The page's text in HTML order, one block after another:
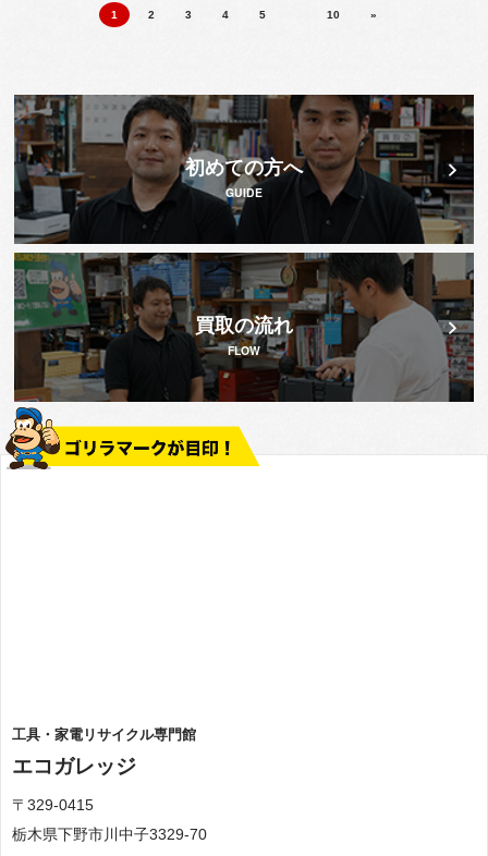
1 2 3 4 5 10 »
初めての方へ
GUIDE
買取の流れ
FLOW
工具・家電リサイクル専門館
エコガレッジ
〒329-0415
栃木県下野市川中子3329-70